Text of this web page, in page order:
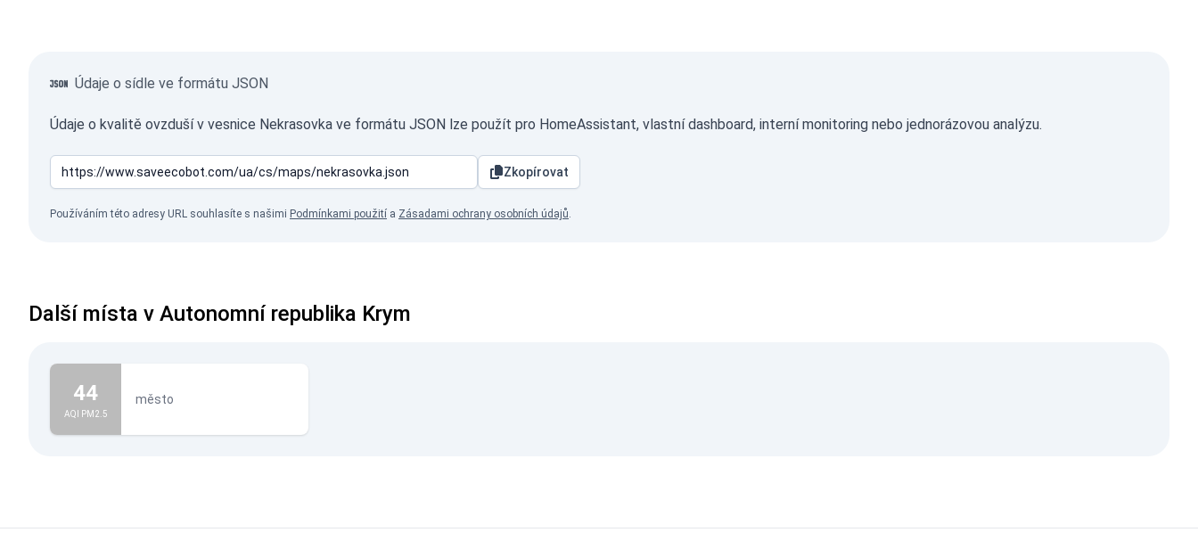
Údaje o sídle ve formátu JSON
Údaje o kvalitě ovzduší v vesnice Nekrasovka ve formátu JSON lze použít pro HomeAssistant, vlastní dashboard, interní monitoring nebo jednorázovou analýzu.
Zkopírovat
Používáním této adresy URL souhlasíte s našimi Podmínkami použití a Zásadami ochrany osobních údajů.
Další místa v Autonomní republika Krym
44
AQI PM2.5
město